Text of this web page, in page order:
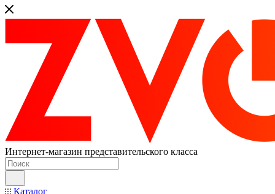
Интернет-магазин представительского класса
Каталог